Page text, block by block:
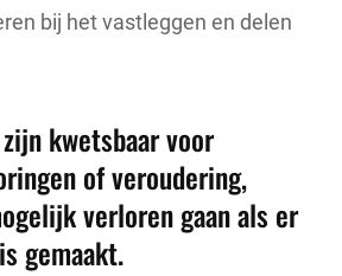
bij het vastleggen en delen
kwetsbaar voor
of veroudering,
verloren gaan als er
gemaakt.